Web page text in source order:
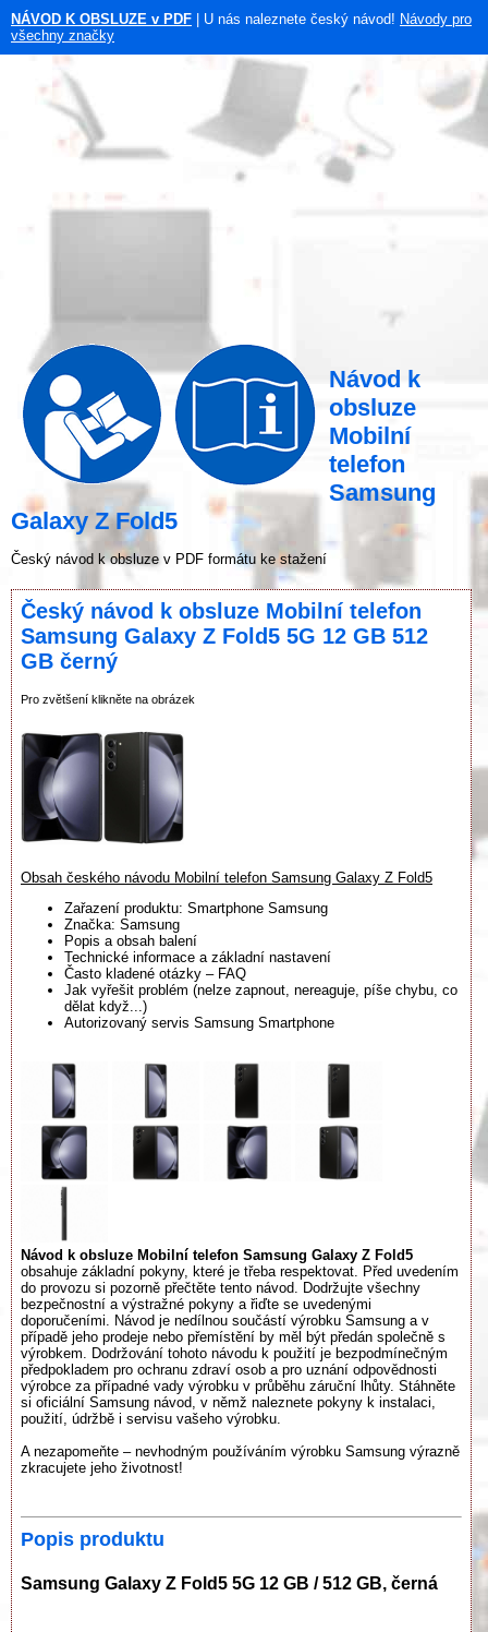
NÁVOD K OBSLUZE v PDF | U nás naleznete český návod! Návody pro
všechny značky
Návod k
obsluze
Mobilní
telefon
Samsung
Galaxy Z Fold5
Český návod k obsluze v PDF formátu ke stažení
Český návod k obsluze Mobilní telefon
Samsung Galaxy Z Fold5 5G 12 GB 512
GB černý
Pro zvětšení klikněte na obrázek
Obsah českého návodu Mobilní telefon Samsung Galaxy Z Fold5
Zařazení produktu: Smartphone Samsung
Značka: Samsung
Popis a obsah balení
Technické informace a základní nastavení
Často kladené otázky – FAQ
Jak vyřešit problém (nelze zapnout, nereaguje, píše chybu, co
dělat když...)
Autorizovaný servis Samsung Smartphone
Návod k obsluze Mobilní telefon Samsung Galaxy Z Fold5
obsahuje základní pokyny, které je třeba respektovat. Před uvedením
do provozu si pozorně přečtěte tento návod. Dodržujte všechny
bezpečnostní a výstražné pokyny a řiďte se uvedenými
doporučeními. Návod je nedílnou součástí výrobku Samsung a v
případě jeho prodeje nebo přemístění by měl být předán společně s
výrobkem. Dodržování tohoto návodu k použití je bezpodmínečným
předpokladem pro ochranu zdraví osob a pro uznání odpovědnosti
výrobce za případné vady výrobku v průběhu záruční lhůty. Stáhněte
si oficiální Samsung návod, v němž naleznete pokyny k instalaci,
použití, údržbě i servisu vašeho výrobku.
A nezapomeňte – nevhodným používáním výrobku Samsung výrazně
zkracujete jeho životnost!
Popis produktu
Samsung Galaxy Z Fold5 5G 12 GB / 512 GB, černá